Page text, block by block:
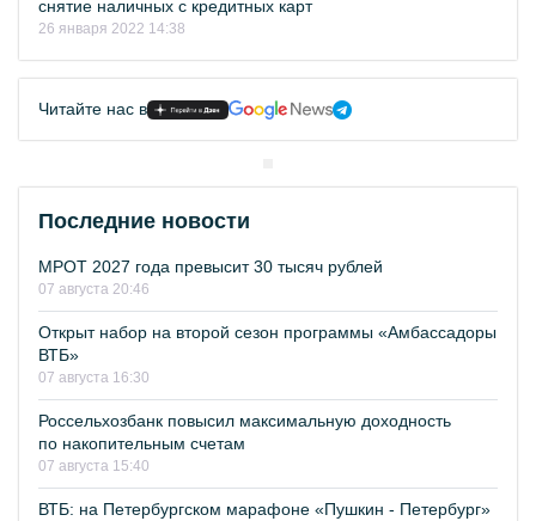
снятие наличных с кредитных карт
26 января 2022 14:38
Читайте нас в
Последние новости
МРОТ 2027 года превысит 30 тысяч рублей
07 августа 20:46
Открыт набор на второй сезон программы «Амбассадоры
ВТБ»
07 августа 16:30
Россельхозбанк повысил максимальную доходность
по накопительным счетам
07 августа 15:40
ВТБ: на Петербургском марафоне «Пушкин - Петербург»